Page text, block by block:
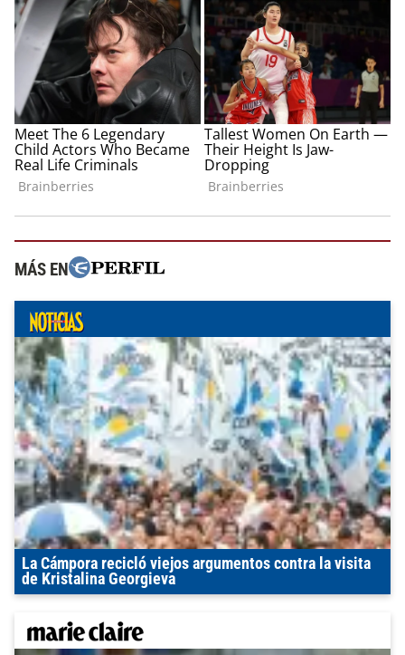
MÁS EN
La Cámpora recicló viejos argumentos contra la visita
de Kristalina Georgieva